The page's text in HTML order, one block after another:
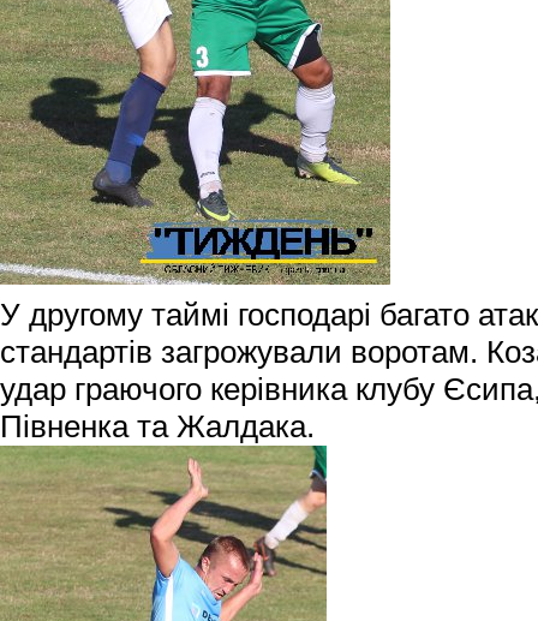
У другому таймі господарі багато
стандартів загрожували воротам.
удар граючого керівника клубу
Півненка та Жалдака.